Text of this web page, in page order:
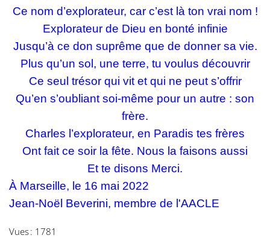
Ce nom d’explorateur, car c’est là ton vrai nom !
Explorateur de Dieu en bonté infinie
Jusqu’à ce don suprême que de donner sa vie.
Plus qu’un sol, une terre, tu voulus découvrir
Ce seul trésor qui vit et qui ne peut s’offrir
Qu’en s’oubliant soi-même pour un autre : son
frère.
Charles l’explorateur, en Paradis tes frères
Ont fait ce soir la fête. Nous la faisons aussi
Et te disons Merci.
À Marseille, le 16 mai 2022
Jean-Noël Beverini, membre de l'AACLE
Vues : 1781